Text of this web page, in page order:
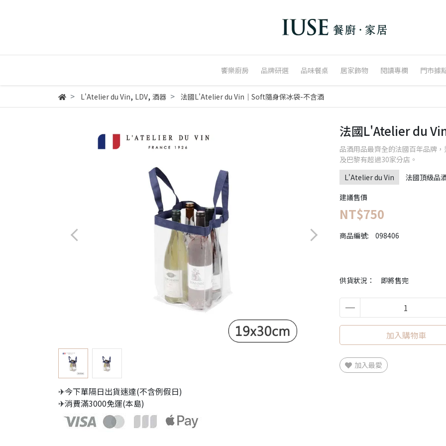
饗樂廚房 品牌研選 品味餐桌 居家飾物 閱讀專欄 門市據
L'Atelier du Vin, LDV, 酒器 法國L'Atelier du Vin｜Soft隨身保冰袋-不含酒
法國L'Atelier du
品酒用品最齊全的法國百年品牌
及巴黎有超過30家分店。
L'Atelier du Vin
法國頂級品
建議售價
NT$750
商品編號: 098406
供貨狀況： 即將售完
加入購物車
加入最愛
✈今下單隔日出貨速達(不含例假日)
✈消費滿3000免運(本島)